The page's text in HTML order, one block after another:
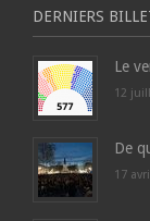
DERNIERS
Le
12
De
17